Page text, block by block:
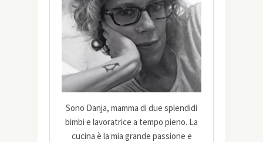
Sono Danja, mamma di due splendidi
bimbi e lavoratrice a tempo pieno. La
cucina è la mia grande passione e